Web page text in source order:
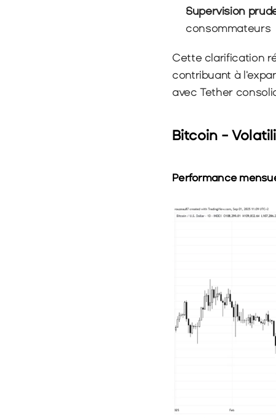
Supervision
consommateurs
Cette clarification
contribuant à
avec Tether
Bitcoin -
Performance